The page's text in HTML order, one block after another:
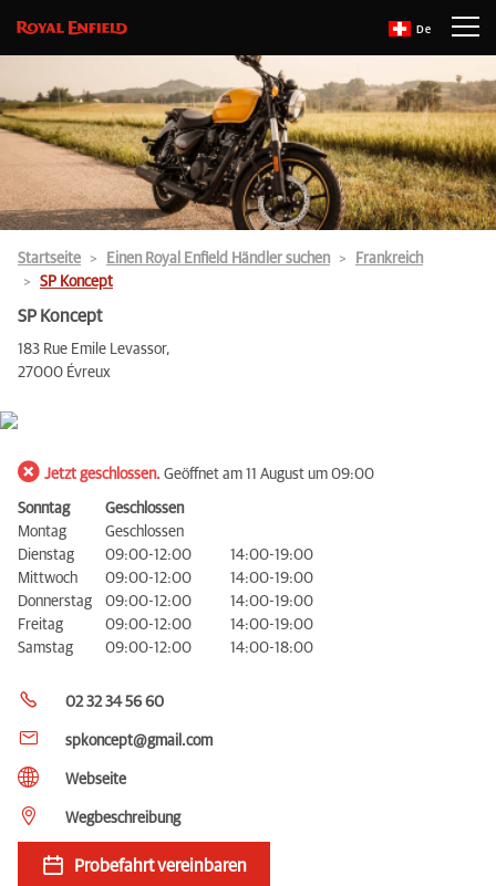
De
Startseite Einen Royal Enfield Händler suchen
Frankreich
SP Koncept
SP Koncept
183 Rue Emile Levassor,
27000 Évreux
Jetzt geschlossen. Geöffnet am 11 August um 09:00
Sonntag
Geschlossen
Montag
Geschlossen
Dienstag
09:00-12:00
14:00-19:00
Mittwoch
09:00-12:00
14:00-19:00
Donnerstag
09:00-12:00
14:00-19:00
Freitag
09:00-12:00
14:00-19:00
Samstag
09:00-12:00 14:00-18:00
02 32 34 56 60
spkoncept@gmail.com
Webseite
Wegbeschreibung
Probefahrt vereinbaren